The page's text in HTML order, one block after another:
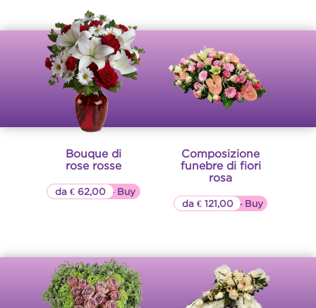
Bouque di
rose rosse
▷▷ Buy
da € 62,00
Composizione
funebre di fiori
rosa
▷▷ Buy
da € 121,00